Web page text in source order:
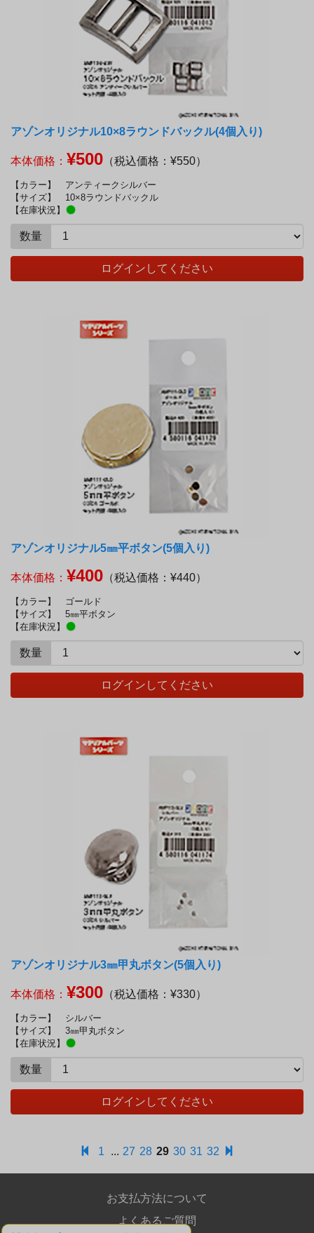
アゾンオリジナル10×8ラウンドバックル(4個入り)
本体価格： ¥500 （税込価格：¥550）
【カラー】
アンティークシルバー
【サイズ】
10×8ラウンドバックル
【在庫状況】
数量
ログインしてください
アゾンオリジナル5㎜平ボタン(5個入り)
本体価格： ¥400 （税込価格：¥440）
【カラー】
ゴールド
【サイズ】
5㎜平ボタン
【在庫状況】
数量
ログインしてください
アゾンオリジナル3㎜甲丸ボタン(5個入り)
本体価格： ¥300 （税込価格：¥330）
【カラー】
シルバー
【サイズ】
3㎜甲丸ボタン
【在庫状況】
数量
ログインしてください
1 ... 27 28 29 30 31 32
お支払方法について
よくあるご質問